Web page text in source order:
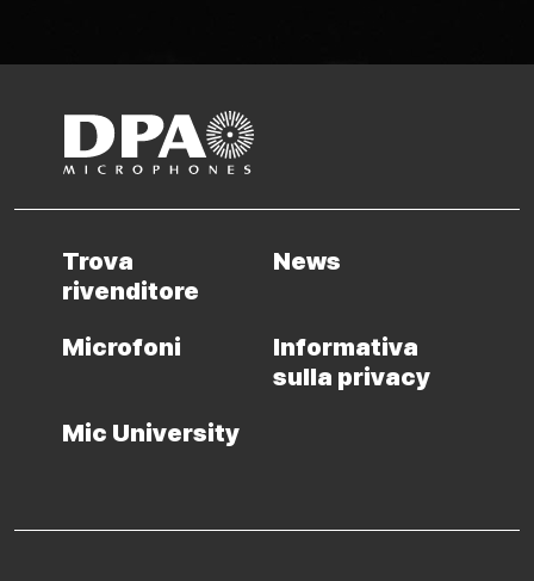
Trova
rivenditore
News
Microfoni
Informativa
sulla privacy
Mic University